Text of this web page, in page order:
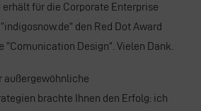
erhält für die Corporate Enterprise
den Red Dot Award
“Comunication Design”. Vielen Dank.
außergewöhnliche
brachte Ihnen den Erfolg: ich